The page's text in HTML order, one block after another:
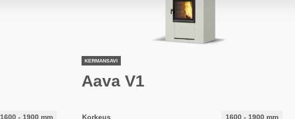
1600 - 1900 mm
KERMANSAVI
Aava V1
Korkeus 1600 - 1900mm